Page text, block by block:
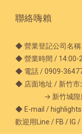
聯絡嗨賴
◆ 營業登記公司名
◆ 營業時間 / 14:00-
◆ 電話 / 0909-
◆ 店面地址 / 新竹市
→ 新竹城隍廟步
◆ E-mail /
歡迎用Line / FB / IG